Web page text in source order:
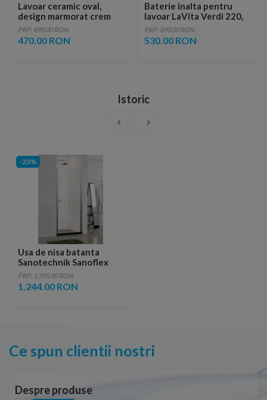
Lavoar ceramic oval,
design marmorat crem
lucios cu vene aurii,
ventil inclus
PRP: 890.00 RON
470.00 RON
Baterie inalta pentru
lavoar LaVita Verdi 220,
fara ventil, brushed
copper
PRP: 890.00 RON
530.00 RON
Istoric
-23%
Usa de nisa batanta
Sanotechnik Sanoflex
MD70
PRP: 1,595.00 RON
1,244.00 RON
Ce spun clientii nostri
Despre produse